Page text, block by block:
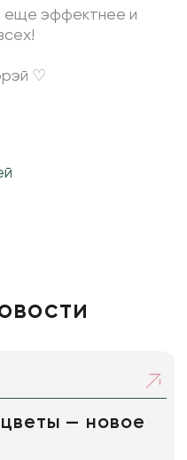
еще эффектнее и
♡
— новое